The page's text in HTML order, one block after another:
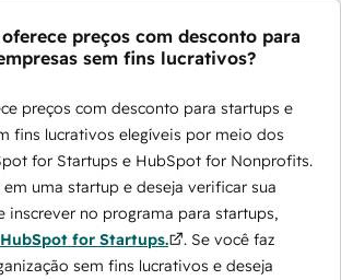
preços com desconto para
sem fins lucrativos?
preços com desconto para startups e
fins lucrativos elegíveis por meio dos
for Startups e HubSpot for Nonprofits.
uma startup e deseja verificar sua
inscrever no programa para startups,
for Startups.
. Se você faz
sem fins lucrativos e deseja